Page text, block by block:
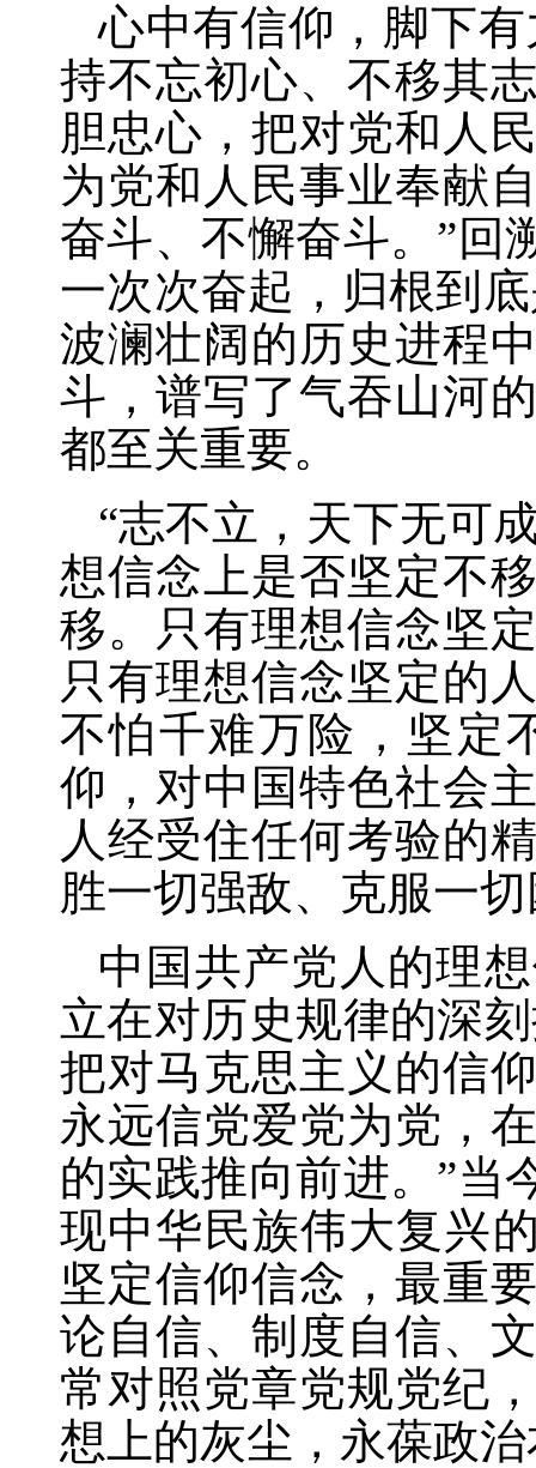
心中有信仰，脚下
持不忘初心、不移其
胆忠心，把对党和人
为党和人民事业奉献
奋斗、不懈奋斗。”回
一次次奋起，归根到
波澜壮阔的历史进程
斗，谱写了气吞山河
都至关重要。
“志不立，天下无可
想信念上是否坚定不
移。只有理想信念坚
只有理想信念坚定的
不怕千难万险，坚定
仰，对中国特色社会
人经受住任何考验的
胜一切强敌、克服一
中国共产党人的理
立在对历史规律的深
把对马克思主义的信
永远信党爱党为党，
的实践推向前进。”当
现中华民族伟大复兴
坚定信仰信念，最重
论自信、制度自信、
常对照党章党规党纪
想上的灰尘，永葆政